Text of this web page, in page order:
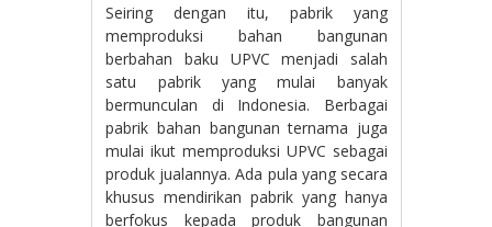
Seiring dengan itu, pabrik yang
memproduksi bahan bangunan
berbahan baku UPVC menjadi salah
satu pabrik yang mulai banyak
bermunculan di Indonesia. Berbagai
pabrik bahan bangunan ternama juga
mulai ikut memproduksi UPVC sebagai
produk jualannya. Ada pula yang secara
khusus mendirikan pabrik yang hanya
berfokus kepada produk bangunan